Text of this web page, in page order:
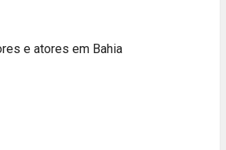
e atores em Bahia